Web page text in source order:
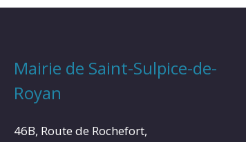
Mairie de Saint-Sulpice-de-
Royan
46B, Route de Rochefort,